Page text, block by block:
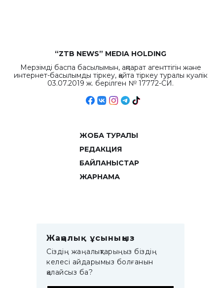
“ZTB NEWS” MEDIA HOLDING
Мерзімді баспа басылымын, ақпарат агенттігін және
интернет-басылымды тіркеу, қайта тіркеу туралы куәлік
03.07.2019 ж. берілген № 17772-СИ.
ЖОБА ТУРАЛЫ
РЕДАКЦИЯ
БАЙЛАНЫСТАР
ЖАРНАМА
Жаңалық ұсыныңыз
Сіздің жаңалықтарыңыз біздің
келесі айдарымыз болғанын
қалайсыз ба?